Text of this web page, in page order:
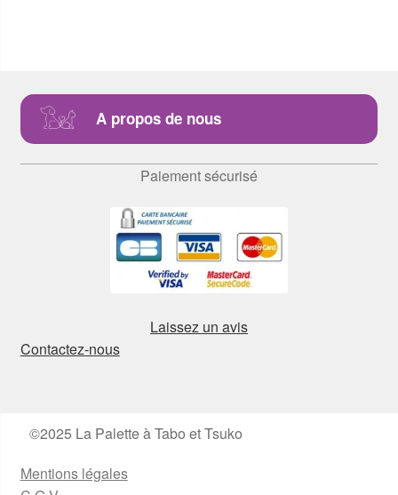
A propos de nous
Paiement sécurisé
Laissez un avis
Contactez-nous
©2025 La Palette à Tabo et Tsuko
Mentions légales